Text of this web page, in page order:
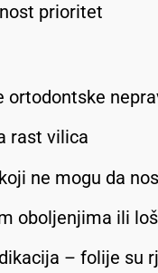
prioritet
ortodontske
rast vilica
ne mogu da
oboljenjima ili
– folije su